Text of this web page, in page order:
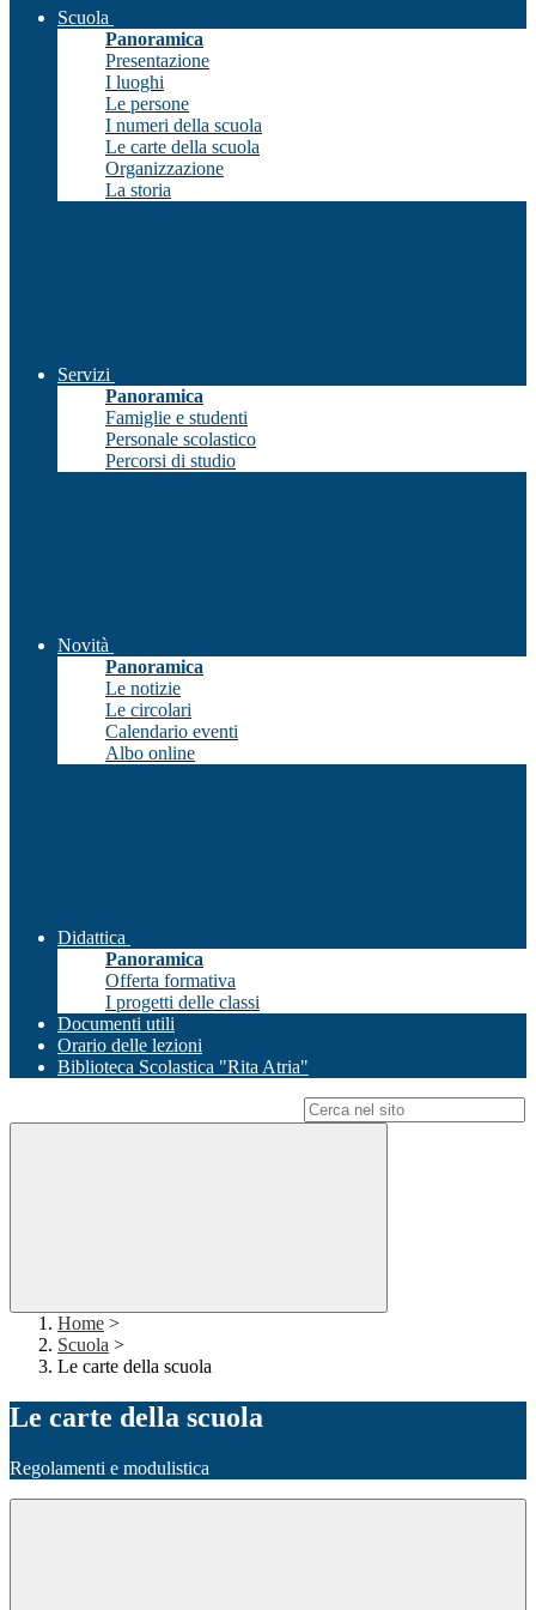
Scuola
Panoramica
Presentazione
I luoghi
Le persone
I numeri della scuola
Le carte della scuola
Organizzazione
La storia
Servizi
Panoramica
Famiglie e studenti
Personale scolastico
Percorsi di studio
Novità
Panoramica
Le notizie
Le circolari
Calendario eventi
Albo online
Didattica
Panoramica
Offerta formativa
I progetti delle classi
Documenti utili
Orario delle lezioni
Biblioteca Scolastica "Rita Atria"
Home >
Scuola >
Le carte della scuola
Le carte della scuola
Regolamenti e modulistica